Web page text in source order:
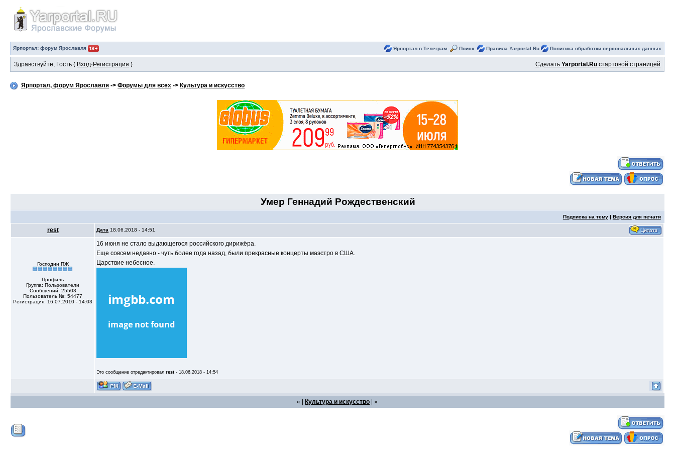
Ярпортал: форум Ярославля Ярпортал в Телеграм Поиск Правила Yarportal.Ru Политика обработки персональных данных
Здравствуйте, Гость ( Вход· Регистрация ) СделатьYarportal.Ru стартовой страницей
Ярпортал, форум Ярославля ->Форумы для всех -> Культура и искусство
Умер Геннадий Рождественский
Подписка на тему| Версия для печати
rest Дата 18.06.2018 - 14:51
Господин ПЖ
Профиль
Группа: Пользователи
Сообщений: 25503
Пользователь №: 54477
Регистрация: 16.07.2010 - 14:03
16 июня не стало выдающегося российского дирижёра.
Еще совсем недавно - чуть более года назад, были прекрасные концерты маэстро в США.
Царствие небесное.
Это сообщение отредактировалrest - 18.06.2018 - 14:54
« | Культура и искусство | »